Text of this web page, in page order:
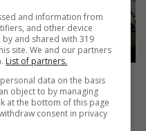
and information from
and other device
and shared with 319
site. We and our partners
List of partners.
data on the basis
object to by managing
at the bottom of this page
consent in privacy